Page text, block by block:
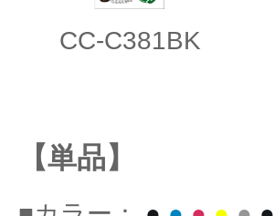
CC-C381BK
【単品】